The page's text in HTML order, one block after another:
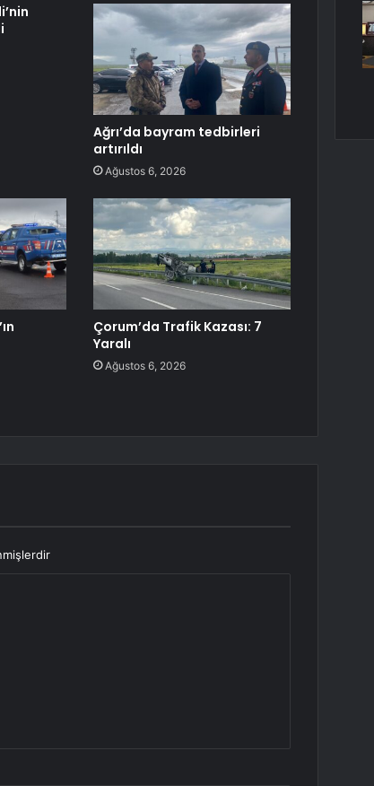
Ağrı’da bayram tedbirleri
artırıldı
Ağustos 6, 2026
Çorum’da Trafik Kazası: 7
Yaralı
Ağustos 6, 2026